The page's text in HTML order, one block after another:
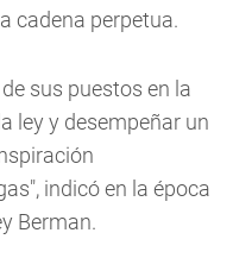
cadena perpetua.
sus puestos en la
ley y desempeñar un
indicó en la época
Berman.